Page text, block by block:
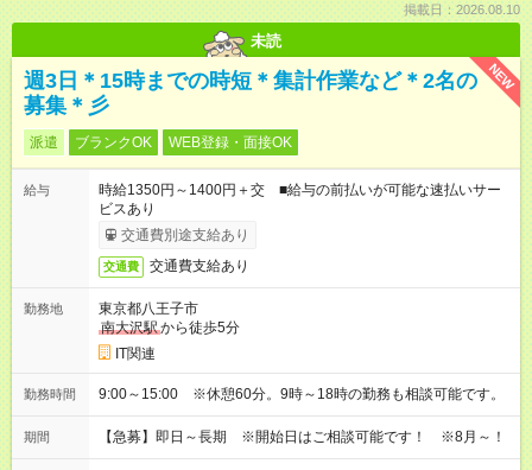
掲載日：2026.08.10
未読
NEW
週3日＊15時までの時短＊集計作業など＊2名の
募集＊彡
派遣 ブランクOK WEB登録・面接OK
給与
時給1350円～1400円＋交 ■給与の前払いが可能な速払いサー
ビスあり
交通費別途支給あり
交通費 交通費支給あり
勤務地
東京都八王子市
南大沢駅から徒歩5分
IT関連
勤務時間 9:00～15:00 ※休憩60分。9時～18時の勤務も相談可能です。
期間 【急募】即日～長期 ※開始日はご相談可能です！ ※8月～！